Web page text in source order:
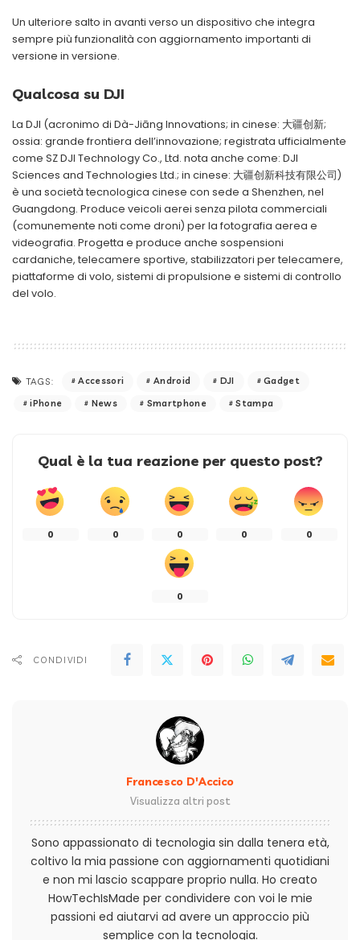
Un ulteriore salto in avanti verso un dispositivo che integra
sempre più funzionalità con aggiornamento importanti di
versione in versione.
Qualcosa su DJI
La DJI (acronimo di Dà-Jiāng Innovations; in cinese: 大疆创新;
ossia: grande frontiera dell’innovazione; registrata ufficialmente
come SZ DJI Technology Co., Ltd. nota anche come: DJI
Sciences and Technologies Ltd.; in cinese: 大疆创新科技有限公司)
è una società tecnologica cinese con sede a Shenzhen, nel
Guangdong. Produce veicoli aerei senza pilota commerciali
(comunemente noti come droni) per la fotografia aerea e
videografia. Progetta e produce anche sospensioni
cardaniche, telecamere sportive, stabilizzatori per telecamere,
piattaforme di volo, sistemi di propulsione e sistemi di controllo
del volo.
TAGS: Accessori Android DJI
Gadget
iPhone
News Smartphone Stampa
Qual è la tua reazione per questo post?
0 0 0 0 0
0
CONDIVIDI
Francesco D'Accico
Visualizza altri post
Sono appassionato di tecnologia sin dalla tenera età,
coltivo la mia passione con aggiornamenti quotidiani
e non mi lascio scappare proprio nulla. Ho creato
HowTechIsMade per condividere con voi le mie
passioni ed aiutarvi ad avere un approccio più
semplice con la tecnologia.